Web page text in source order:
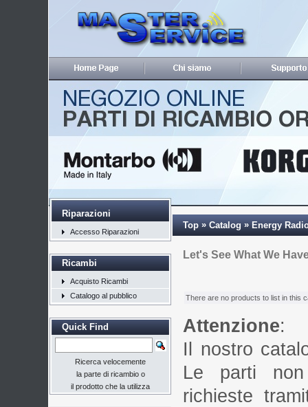
Riparazioni
Accesso Riparazioni
Ricambi
Acquisto Ricambi
Catalogo al pubblico
Quick Find
Ricerca velocemente
la parte di ricambio o
il prodotto che la utilizza
Top»Catalog»Energy
Let's See What We
There are no products to list in this
Attenzione:
Il nostro
Le parti non
richieste